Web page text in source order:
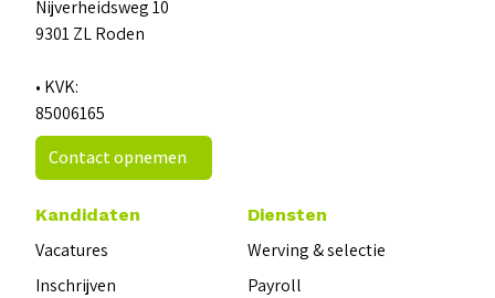
Nijverheidsweg 10
9301 ZL Roden
• KVK:
85006165
Contact opnemen
Kandidaten
Vacatures
Inschrijven
Diensten
Werving & selectie
Payroll